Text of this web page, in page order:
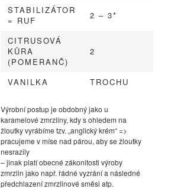
STABILIZÁTOR
= RUF
2 – 3*
CITRUSOVÁ
KŮRA
(POMERANČ)
2
VANILKA TROCHU
Výrobní postup je obdobný jako u
karamelové zmrzliny, kdy s ohledem na
žloutky vyrábíme tzv. „anglický krém“ =>
pracujeme v míse nad párou, aby se žloutky
nesrazily
– jinak platí obecné zákonitosti výroby
zmrzlin jako např. řádné vyzrání a následné
předchlazení zmrzlinové směsi atp.